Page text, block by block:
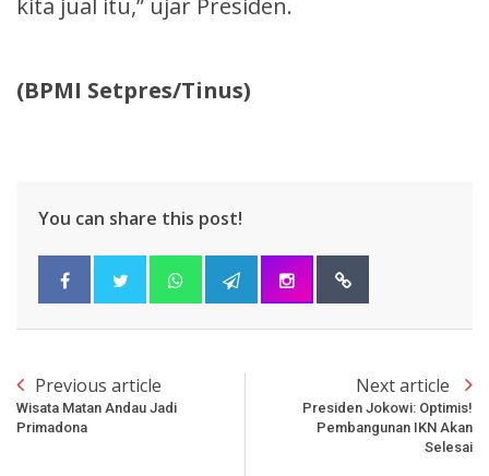
(BPMI Setpres/Tinus)
You can share this post!
Previous article
Wisata Matan Andau Jadi
Primadona
Next article
Presiden Jokowi: Optimis!
Pembangunan IKN Akan
Selesai